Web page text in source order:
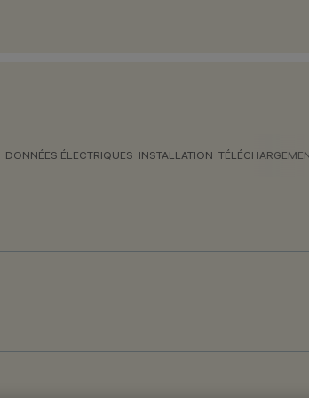
DONNÉES ÉLECTRIQUES INSTALLATION